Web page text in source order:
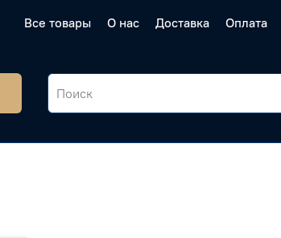
Все товары О нас Доставка Оплата